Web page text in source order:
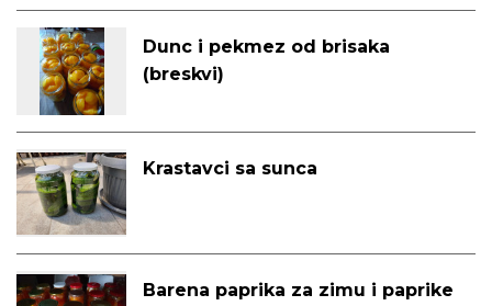
Dunc i pekmez od brisaka
(breskvi)
Krastavci sa sunca
Barena paprika za zimu i paprike